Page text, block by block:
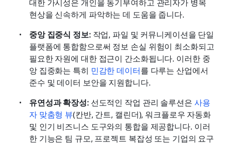
대한 가시성은 개인을 동기부여하고 관리자가 병목
현상을 신속하게 파악하는 데 도움을 줍니다.
중앙 집중식 정보: 작업, 파일 및 커뮤니케이션을 단일
플랫폼에 통합함으로써 정보 손실 위험이 최소화되고
필요한 자원에 대한 접근이 간소화됩니다. 이러한 중
앙 집중화는 특히 민감한 데이터를 다루는 산업에서
준수 및 데이터 보안을 지원합니다.
유연성과 확장성: 선도적인 작업 관리 솔루션은 사용
자 맞춤형 뷰(칸반, 간트, 캘린더), 워크플로우 자동화
및 인기 비즈니스 도구와의 통합을 제공합니다. 이러
한 기능은 팀 규모, 프로젝트 복잡성 또는 기업의 요구